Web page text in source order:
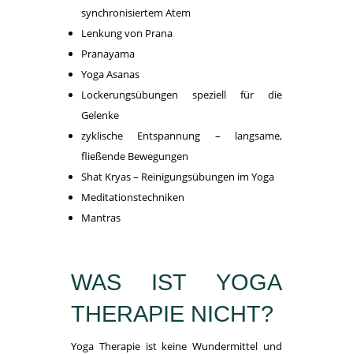
synchronisiertem Atem
Lenkung von Prana
Pranayama
Yoga Asanas
Lockerungsübungen speziell für die
Gelenke
zyklische Entspannung – langsame,
fließende Bewegungen
Shat Kryas – Reinigungsübungen im Yoga
Meditationstechniken
Mantras
WAS IST YOGA
THERAPIE NICHT?
Yoga Therapie ist keine Wundermittel und